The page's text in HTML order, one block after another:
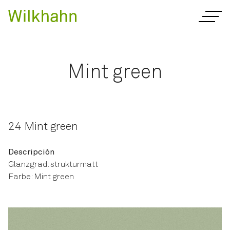
Mint green
24 Mint green
Descripción
Glanzgrad: strukturmatt
Farbe: Mint green